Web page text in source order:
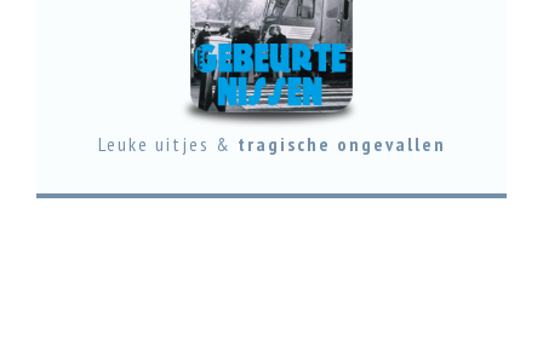
Leuke uitjes & tragische ongevallen